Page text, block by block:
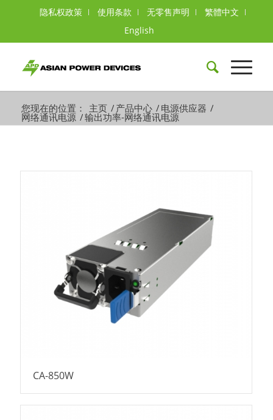
隐私权政策 使用条款 无零售声明
繁體中文
English
您现在的位置： 主页 / 产品中心 / 电源供应器 /
网络通讯电源 /输出功率-网络通讯电源
CA-850W